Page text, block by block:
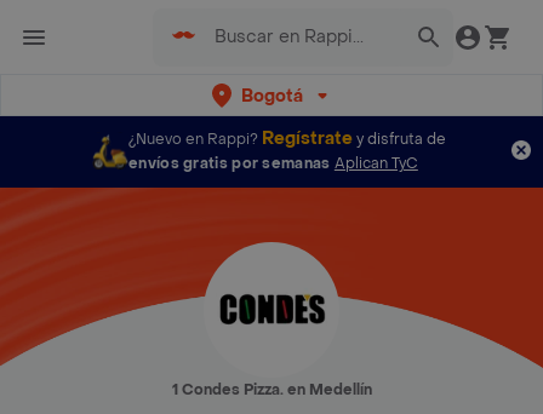
Bogotá
¿Nuevo en Rappi? Regístratey disfruta de
envíos gratis por semanas Aplican TyC
1 Condes Pizza. en Medellín